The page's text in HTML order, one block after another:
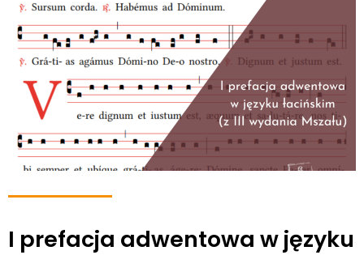
I prefacja adwentowa w języku